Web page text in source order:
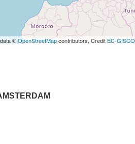
data ©OpenStreetMapcontributors, Credit EC-GISCO